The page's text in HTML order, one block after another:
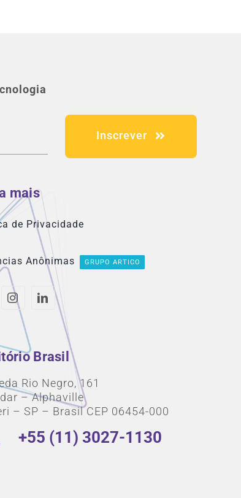
Inscrever
mais
de Privacidade
Anônimas
GRUPO ARTICO
Brasil
Rio Negro, 161
– Alphaville
– SP – Brasil CEP 06454-000
+55 (11) 3027-1130